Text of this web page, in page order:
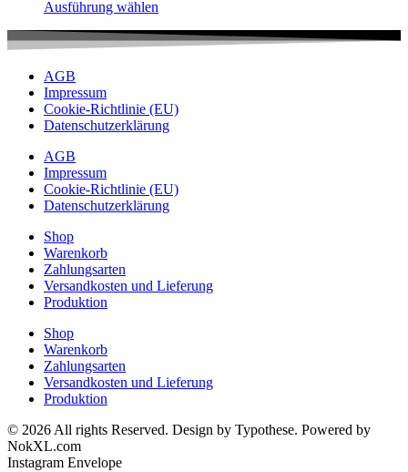
werden
Die
Optionen
können
der
Produktseite
gewählt
werden
Ausführung wählen
Produkt
mehrere
Varianten
auf.
Die
Optionen
können
auf
der
Produktseite
werden
AGB
Impressum
Cookie-Richtlinie (EU)
Datenschutzerklärung
AGB
Impressum
Cookie-Richtlinie (EU)
Datenschutzerklärung
Shop
Warenkorb
Zahlungsarten
Versandkosten und Lieferung
Produktion
Shop
Warenkorb
Zahlungsarten
Versandkosten und Lieferung
Produktion
© 2026 All rights Reserved. Design by Typothese. Powered by
NokXL.com
Instagram Envelope